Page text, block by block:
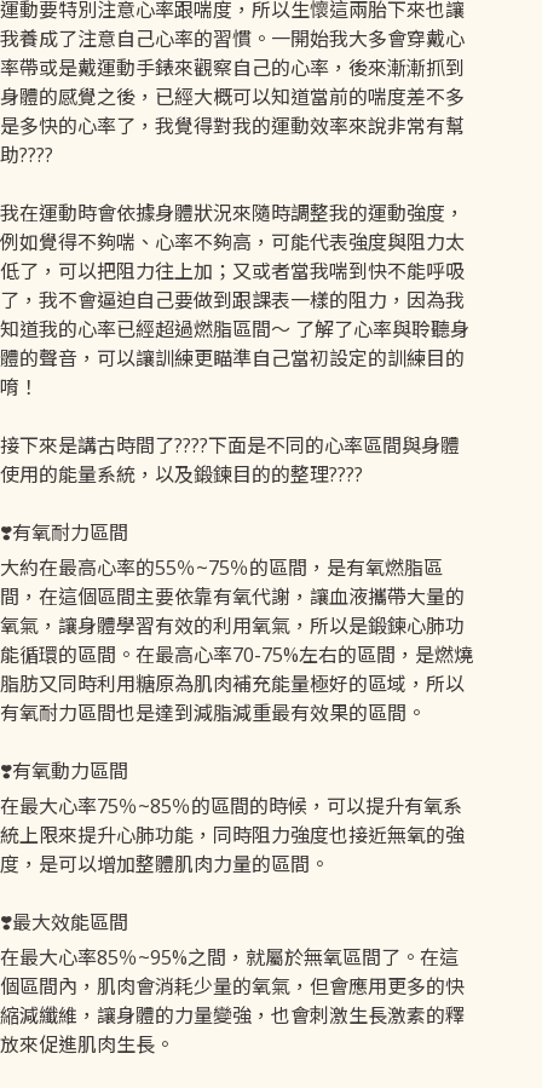
運動要特別注意心率跟喘度，所以生懷這兩胎下來也讓
我養成了注意自己心率的習慣。一開始我大多會穿戴心
率帶或是戴運動手錶來觀察自己的心率，後來漸漸抓到
身體的感覺之後，已經大概可以知道當前的喘度差不多
是多快的心率了，我覺得對我的運動效率來說非常有幫
助????
我在運動時會依據身體狀況來隨時調整我的運動強度，
例如覺得不夠喘、心率不夠高，可能代表強度與阻力太
低了，可以把阻力往上加；又或者當我喘到快不能呼吸
了，我不會逼迫自己要做到跟課表一樣的阻力，因為我
知道我的心率已經超過燃脂區間～ 了解了心率與聆聽身
體的聲音，可以讓訓練更瞄準自己當初設定的訓練目的
唷！
接下來是講古時間了????下面是不同的心率區間與身體
使用的能量系統，以及鍛鍊目的的整理????
❣️有氧耐力區間
大約在最高心率的55％~75％的區間，是有氧燃脂區
間，在這個區間主要依靠有氧代謝，讓血液攜帶大量的
氧氣，讓身體學習有效的利用氧氣，所以是鍛鍊心肺功
能循環的區間。在最高心率70-75%左右的區間，是燃燒
脂肪又同時利用糖原為肌肉補充能量極好的區域，所以
有氧耐力區間也是達到減脂減重最有效果的區間。
❣️有氧動力區間
在最大心率75％~85％的區間的時候，可以提升有氧系
統上限來提升心肺功能，同時阻力強度也接近無氧的強
度，是可以增加整體肌肉力量的區間。
❣️最大效能區間
在最大心率85％~95%之間，就屬於無氧區間了。在這
個區間內，肌肉會消耗少量的氧氣，但會應用更多的快
縮減纖維，讓身體的力量變強，也會刺激生長激素的釋
放來促進肌肉生長。